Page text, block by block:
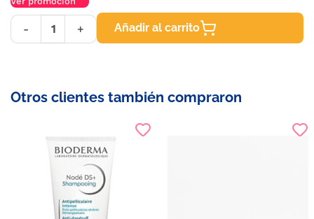
- + Añadir al carrito
Otros clientes también compraron